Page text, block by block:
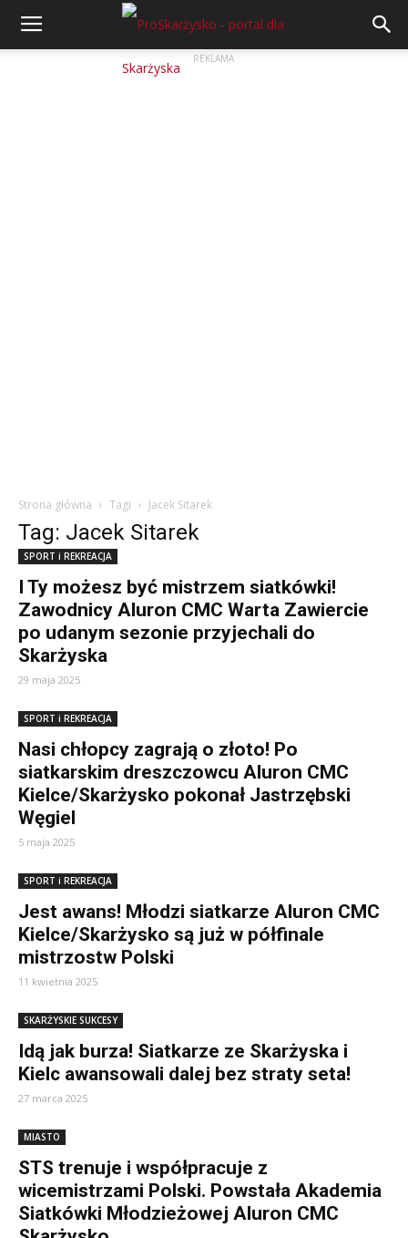
REKLAMA
Strona główna Tagi Jacek Sitarek
Tag: Jacek Sitarek
SPORT i REKREACJA
I Ty możesz być mistrzem siatkówki!
Zawodnicy Aluron CMC Warta Zawiercie
po udanym sezonie przyjechali do
Skarżyska
29 maja 2025
SPORT i REKREACJA
Nasi chłopcy zagrają o złoto! Po
siatkarskim dreszczowcu Aluron CMC
Kielce/Skarżysko pokonał Jastrzębski
Węgiel
5 maja 2025
SPORT i REKREACJA
Jest awans! Młodzi siatkarze Aluron CMC
Kielce/Skarżysko są już w półfinale
mistrzostw Polski
11 kwietnia 2025
SKARŻYSKIE SUKCESY
Idą jak burza! Siatkarze ze Skarżyska i
Kielc awansowali dalej bez straty seta!
27 marca 2025
MIASTO
STS trenuje i współpracuje z
wicemistrzami Polski. Powstała Akademia
Siatkówki Młodzieżowej Aluron CMC